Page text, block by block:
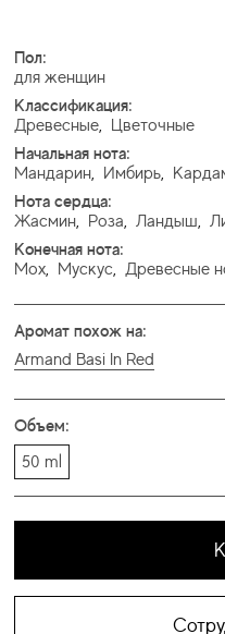
Пол:
для женщин
Классификация:
Древесные, Цветочные
Начальная нота:
Мандарин, Имбирь,
Нота сердца:
Жасмин, Роза, Ландыш,
Конечная нота:
Мох, Мускус, Древесные
Аромат похож на:
Armand Basi In Red
Объем:
50 ml